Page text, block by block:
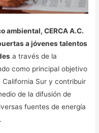
CERCA A.C.
a jóvenes talentos
a través de la
como principal objetivo
California Sur y contribuir
de la difusión de
fuentes de energía